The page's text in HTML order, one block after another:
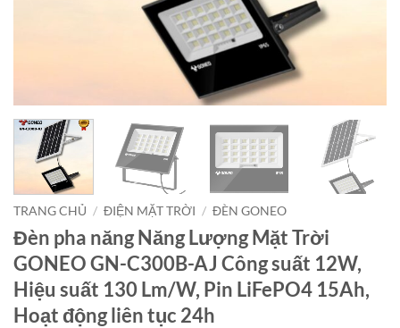
TRANG CHỦ / ĐIỆN MẶT TRỜI / ĐÈN GONEO
Đèn pha năng Năng Lượng Mặt Trời
GONEO GN-C300B-AJ Công suất 12W,
Hiệu suất 130 Lm/W, Pin LiFePO4 15Ah,
Hoạt động liên tục 24h